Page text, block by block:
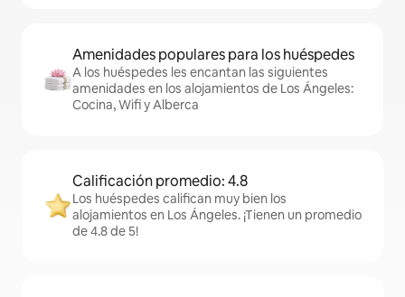
Amenidades populares para los huéspedes
A los huéspedes les encantan las siguientes
amenidades en los alojamientos de Los Ángeles:
Cocina, Wifi y Alberca
Calificación promedio: 4.8
Los huéspedes califican muy bien los
alojamientos en Los Ángeles. ¡Tienen un promedio
de 4.8 de 5!